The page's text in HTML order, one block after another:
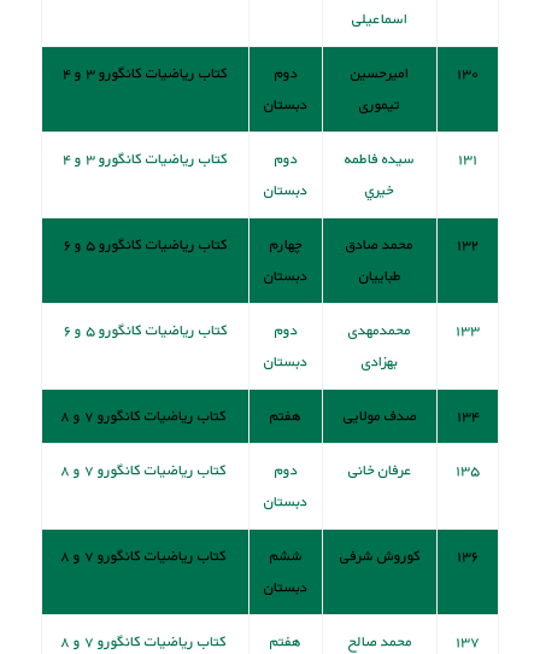
اسماعیلی
۱۳۰
امیرحسین
تیموری
دوم
دبستان
کتاب ریاضیات کانگورو ۳ و ۴
۱۳۱
سیده فاطمه
خيري
دوم
دبستان
کتاب ریاضیات کانگورو ۳ و ۴
۱۳۲
محمد صادق
طباییان
چهارم
دبستان
کتاب ریاضیات کانگورو ۵ و ۶
۱۳۳
محمدمهدی
بهزادی
دوم
دبستان
کتاب ریاضیات کانگورو ۵ و ۶
۱۳۴ صدف مولایی هفتم کتاب ریاضیات کانگورو ۷ و ۸
۱۳۵ عرفان خانی
دوم
دبستان
کتاب ریاضیات کانگورو ۷ و ۸
۱۳۶ کوروش شرفی
ششم
دبستان
کتاب ریاضیات کانگورو ۷ و ۸
۱۳۷
محمد صالح
هفتم کتاب ریاضیات کانگورو ۷ و ۸